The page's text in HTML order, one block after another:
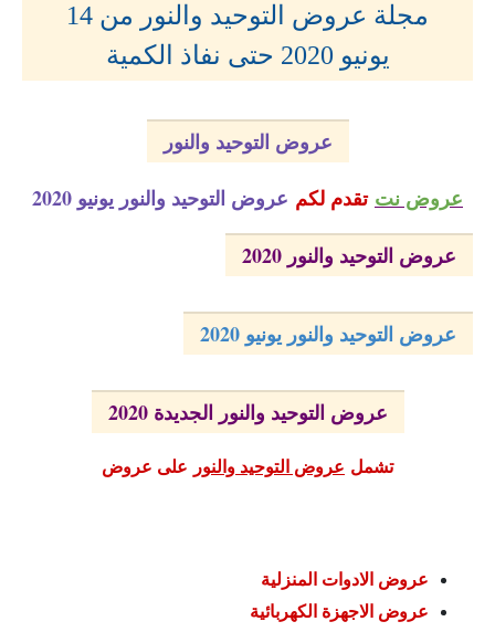
مجلة عروض التوحيد والنور من 14
يونيو 2020 حتى نفاذ الكمية
عروض التوحيد والنور
عروض نت تقدم لكم عروض التوحيد والنور يونيو 2020
عروض التوحيد والنور 2020
عروض التوحيد والنور يونيو 2020
عروض التوحيد والنور الجديدة 2020
تشمل عروض التوحيد والنور على عروض
عروض الادوات المنزلية
عروض الاجهزة الكهربائية